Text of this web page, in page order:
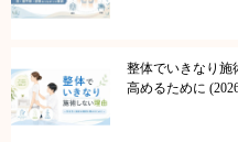
整体でいきなり施
高めるために